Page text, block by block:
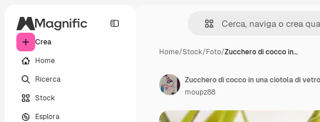
Crea
Home
Ricerca
Stock
Esplora
Home/Stock/Foto/Zucchero di cocco in…
Zucchero di cocco in una ciotola di vetro
moupz88